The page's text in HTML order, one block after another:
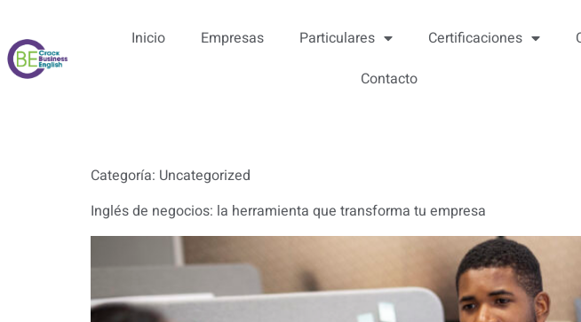
Inicio Empresas Particulares Certificaciones
Contacto
Categoría: Uncategorized
Inglés de negocios: la herramienta que transforma tu empresa